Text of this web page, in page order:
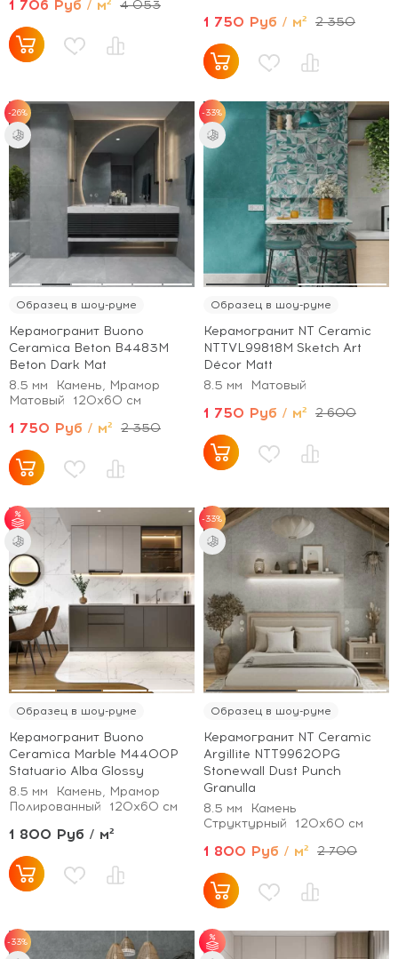
1 706 Руб / м² 4 053
1 750 Руб / м² 2 350
-26%
Образец в шоу-руме
Керамогранит Buono
Ceramica Beton B4483M
Beton Dark Mat
8.5 мм
Камень, Мрамор
Матовый
120x60 см
1 750 Руб / м² 2 350
-33%
Образец в шоу-руме
Керамогранит NT Ceramic
NTTVL99818M Sketch Art
Décor Matt
8.5 мм
Матовый
1 750 Руб / м² 2 600
от 35 м² - скидка 5%;
от 70 м² - скидка
Образец в шоу-руме
Керамогранит Buono
Ceramica Marble M4400P
Statuario Alba Glossy
8.5 мм
Камень, Мрамор
Полированный
120x60 см
1 800 Руб / м²
-33%
Образец в шоу-руме
Керамогранит NT Ceramic
Argillite NTT99620PG
Stonewall Dust Punch
Granulla
8.5 мм
Камень
Структурный
120x60 см
1 800 Руб / м² 2 700
-33%